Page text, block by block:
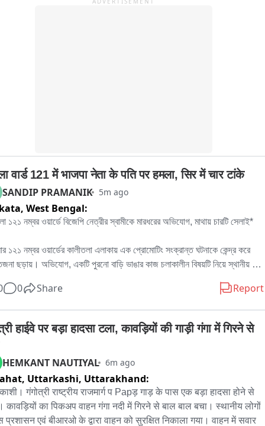
वार्ड 121 में भाजपा नेता के पति पर हमला, सिर में चार टांके
SANDIP PRAMANIK 5m ago
West Bengal:
১২১ নম্বর ওয়ার্ডে বিজেপি নেত্রীর স্বামীকে মারধরের অভিযোগ, মাথায় চারটি সেলাই*
১২১ নম্বর ওয়ার্ডের কালীতলা এলাকায় এক প্রোমোটিং সংক্রান্ত ঘটনাকে কেন্দ্র করে
ছড়ায়। অভিযোগ, একটি পুরনো বাড়ি ভাঙার কাজ চলাকালীন বিষয়টি নিয়ে স্থানীয়
যুক্ত, বিষয়টি জানতে পেরে প্রোমোটারকে পরামর্শ দেন যে কারও সঙ্গে দেখা না করে সরাসরি
থানায় বিষয়টি জানাতে।
দুপুরে মণ্ডল সভাপতি ময়ূখ ভট্টাচার্য ফোন করে ওই প্রাক্তন মহিলা মোর্চার
অভিযোগ করেন যে তাঁর স্বামী বাড়াবাড়ি করছেন এবং তাঁকে সেখান থেকে চলে যেতে
কিছুক্ষণ পরেই খবর আসে, কয়েকজন যুবক একসঙ্গে তাঁর স্বামীর ওপর হামলা
0 Share Report
हाईवे पर बड़ा हादसा टला, कावड़ियों की गाड़ी गंगा में गिरने से
HEMKANT NAUTIYAL 6m ago
Uttarkashi, Uttarakhand:
गंगोत्री राष्ट्रीय राजमार्ग प Papड़ गाड़ के पास एक बड़ा हादसा होने से
कावड़ियों का पिकअप वाहन गंगा नदी में गिरने से बाल बाल बचा। स्थानीय लोगों
प्रशासन एवं बीआरओ के द्वारा वाहन को सुरक्षित निकाला गया। वाहन में सवार